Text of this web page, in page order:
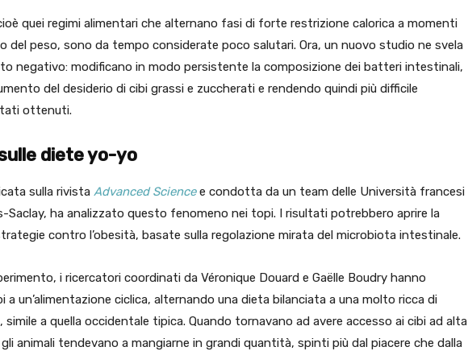
quei regimi alimentari che alternano fasi di forte restrizione calorica a momenti
del peso, sono da tempo considerate poco salutari. Ora, un nuovo studio ne svela
negativo: modificano in modo persistente la composizione dei batteri intestinali,
del desiderio di cibi grassi e zuccherati e rendendo quindi più difficile
ottenuti.
diete yo-yo
sulla rivista Advanced Sciencee condotta da un team delle Università francesi
Saclay, ha analizzato questo fenomeno nei topi. I risultati potrebbero aprire la
contro l’obesità, basate sulla regolazione mirata del microbiota intestinale.
i ricercatori coordinati da Véronique Douard e Gaëlle Boudry hanno
un’alimentazione ciclica, alternando una dieta bilanciata a una molto ricca di
simile a quella occidentale tipica. Quando tornavano ad avere accesso ai cibi ad alta
animali tendevano a mangiarne in grandi quantità, spinti più dal piacere che dalla